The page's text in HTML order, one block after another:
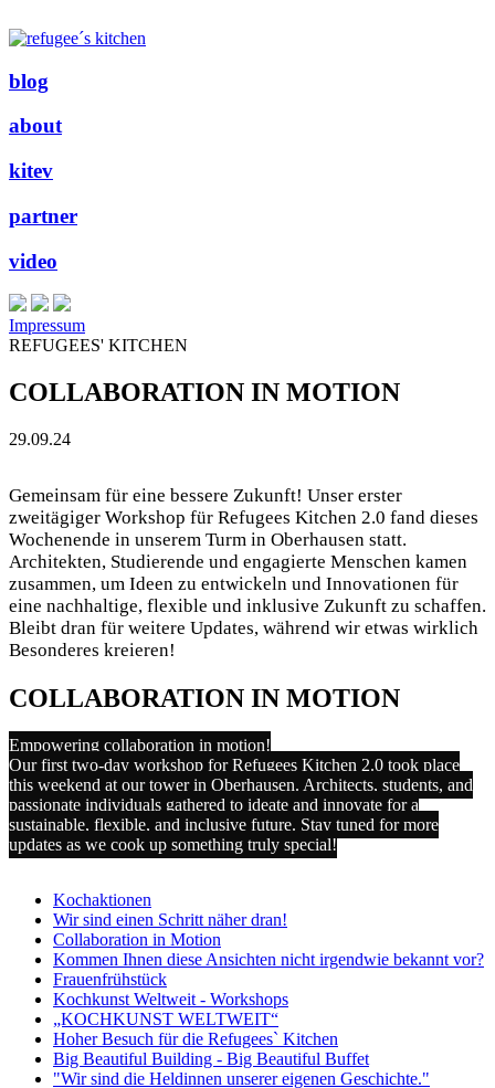
blog
about
kitev
partner
video
Impressum
REFUGEES' KITCHEN
COLLABORATION IN MOTION
29.09.24
Gemeinsam für eine bessere Zukunft! Unser erster
zweitägiger Workshop für Refugees Kitchen 2.0 fand dieses
Wochenende in unserem Turm in Oberhausen statt.
Architekten, Studierende und engagierte Menschen kamen
zusammen, um Ideen zu entwickeln und Innovationen für
eine nachhaltige, flexible und inklusive Zukunft zu schaffen.
Bleibt dran für weitere Updates, während wir etwas wirklich
Besonderes kreieren!
COLLABORATION IN MOTION
Empowering collaboration in motion!
Our first two-day workshop for Refugees Kitchen 2.0 took place
this weekend at our tower in Oberhausen. Architects, students, and
passionate individuals gathered to ideate and innovate for a
sustainable, flexible, and inclusive future. Stay tuned for more
updates as we cook up something truly special!
Kochaktionen
Wir sind einen Schritt näher dran!
Collaboration in Motion
Kommen Ihnen diese Ansichten nicht irgendwie bekannt vor?
Frauenfrühstück
Kochkunst Weltweit - Workshops
„KOCHKUNST WELTWEIT“
Hoher Besuch für die Refugees` Kitchen
Big Beautiful Building - Big Beautiful Buffet
"Wir sind die Heldinnen unserer eigenen Geschichte."